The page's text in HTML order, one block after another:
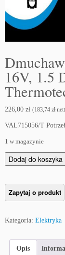
16V, 1.5
226,00 zł (183,74 zł
VAL715056/T
1 w magazynie
l
ć
m
Dodaj do koszyka
Kategoria: Elektryka
Opis